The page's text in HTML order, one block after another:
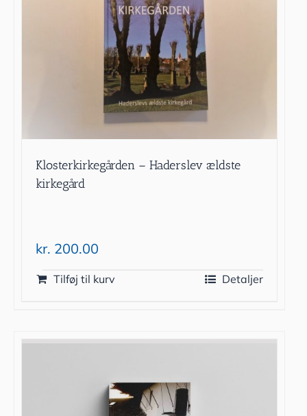
Klosterkirkegården – Haderslev ældste
kirkegård
kr. 200.00
Tilføj til kurv Detaljer